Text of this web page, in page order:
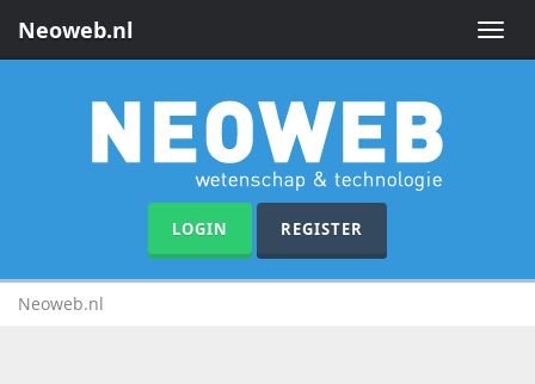
Toggle
Neoweb.nl
LOGIN REGISTER
Neoweb.nl